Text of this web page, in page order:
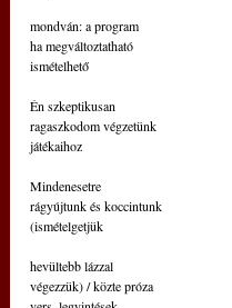
mondván: a program
ha megváltoztatható
ismételhető
Én szkeptikusan
ragaszkodom végzetünk
játékaihoz
Mindenesetre
rágyújtunk és koccintunk
(ismételgetjük
hevültebb lázzal
végezzük) / közte próza